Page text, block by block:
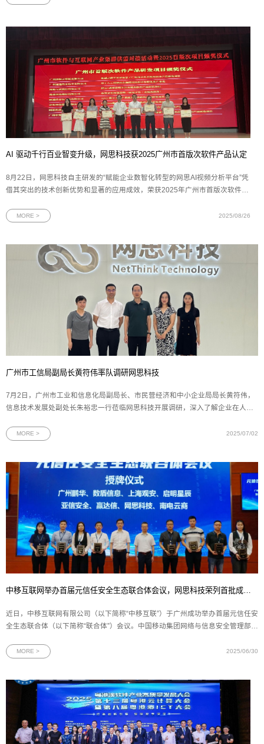
AI 驱动千行百业智变升级，网思科技获2025广州市首版次软件产品认定
8月22日，网思科技自主研发的“赋能企业数智化转型的网思AI视频分析平台”凭
借其突出的技术创新优势和显著的应用成效，荣获2025年广州市首版次软件产
技多年来坚持自主研发、深耕数智化领域的有力见证。图为网思科技代表（右
MORE > 2025/08/26
广州市工信局副局长黄符伟率队调研网思科技
7月2日，广州市工业和信息化局副局长、市民营经济和中小企业局局长黄符伟，
信息技术发展处副处长朱裕忠一行莅临网思科技开展调研，深入了解企业在人工
陪同调研并作工作汇报。调研座谈会上，副总裁黄朝晖向广州市工信局领导全面
MORE > 2025/07/02
近日，中移互联网有限公司（以下简称“中移互联”）于广州成功举办首届元信任安
全生态联合体（以下简称“联合体”）会议。中国移动集团网络与信息安全管理部、
网络安全领域联合体成员单位代表齐聚羊城，围绕科技创新、产品融合、生态共
MORE > 2025/06/30